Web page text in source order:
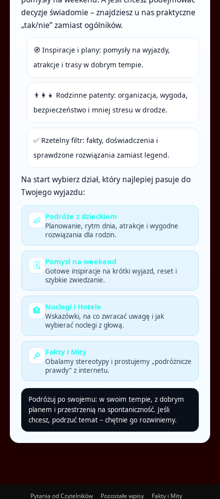
decyzje świadomie – znajdziesz u nas praktyczne
„tak/nie” zamiast ogólników.
🧭 Inspiracje i plany: pomysły na wyjazdy,
atrakcje i trasy w dobrym tempie.
👨‍👩‍👧 Rodzinne patenty: organizacja, wygoda,
bezpieczeństwo i mniej stresu w drodze.
✅ Rzetelny filtr: fakty, doświadczenia i
sprawdzone rozwiązania zamiast legend.
Na start wybierz dział, który najlepiej pasuje do
Twojego wyjazdu:
👶 Podróże z dzieckiem
Planowanie, rytm dnia, atrakcje i wygodne
rozwiązania dla rodzin.
🗓️ Pomysł na weekend
Gotowe inspiracje na krótki wyjazd, reset i
szybkie zwiedzanie.
🏨 Noclegi i Hotele
Wskazówki, na co zwracać uwagę i jak
wybierać noclegi z głową.
🔎 Fakty i Mity
Obalamy stereotypy i prostujemy „podróżnicze
prawdy” z internetu.
Podróżuj po swojemu: w swoim tempie, z dobrym
planem i przestrzenią na spontaniczność. Jeśli
chcesz, podrzuć temat – chętnie go rozwiniemy.
Pytania od Czytelników Pozostałe wpisy Fakty i Mity